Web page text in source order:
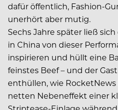
dafür öffentlich, Fashion-
unerhört aber mutig.
Sechs Jahre später ließ
in China von dieser
inspirieren und hüllt eine
feinstes Beef – und der
enthüllen, wie
netten Nebeneffekt einer